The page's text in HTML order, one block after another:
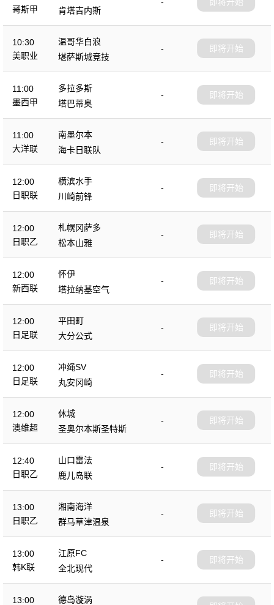
哥斯甲
肯塔吉内斯
10:30
美职业
温哥华白浪
-
堪萨斯城竞技
即将开始
11:00
墨西甲
多拉多斯
-
塔巴蒂奥
即将开始
11:00
大洋联
南墨尔本
-
海卡日联队
即将开始
12:00
日职联
横滨水手
-
川崎前锋
即将开始
12:00
日职乙
札幌冈萨多
-
松本山雅
即将开始
12:00
新西联
怀伊
-
塔拉纳基空气
即将开始
12:00
日足联
平田町
-
大分公式
即将开始
12:00
日足联
冲绳SV
-
丸安冈崎
即将开始
12:00
澳维超
休城
-
圣奥尔本斯圣特斯
即将开始
12:40
日职乙
山口雷法
-
鹿儿岛联
即将开始
13:00
日职乙
湘南海洋
-
群马草津温泉
即将开始
13:00
韩K联
江原FC
-
全北现代
即将开始
13:00
德岛漩涡